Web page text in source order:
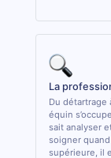
La
Du détartrage
équin
sait analyser
soigner
supérieure, il